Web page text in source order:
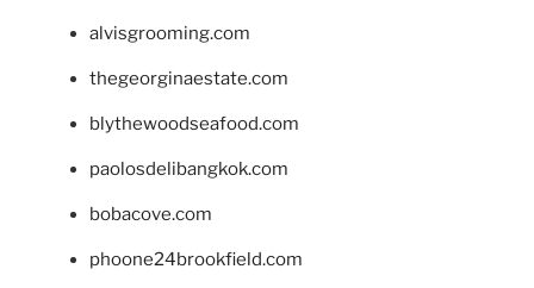
alvisgrooming.com
thegeorginaestate.com
blythewoodseafood.com
paolosdelibangkok.com
bobacove.com
phoone24brookfield.com